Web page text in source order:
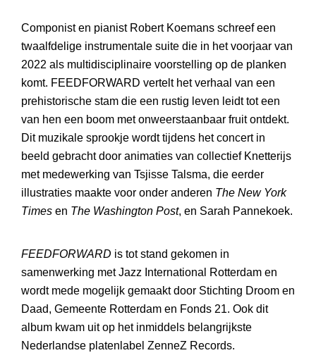
Componist en pianist Robert Koemans schreef een
twaalfdelige instrumentale suite die in het voorjaar van
2022 als multidisciplinaire voorstelling op de planken
komt. FEEDFORWARD vertelt het verhaal van een
prehistorische stam die een rustig leven leidt tot een
van hen een boom met onweerstaanbaar fruit ontdekt.
Dit muzikale sprookje wordt tijdens het concert in
beeld gebracht door animaties van collectief Knetterijs
met medewerking van Tsjisse Talsma, die eerder
illustraties maakte voor onder anderen The New York
Times en The Washington Post, en Sarah Pannekoek.
FEEDFORWARD is tot stand gekomen in
samenwerking met Jazz International Rotterdam en
wordt mede mogelijk gemaakt door Stichting Droom en
Daad, Gemeente Rotterdam en Fonds 21. Ook dit
album kwam uit op het inmiddels belangrijkste
Nederlandse platenlabel ZenneZ Records.